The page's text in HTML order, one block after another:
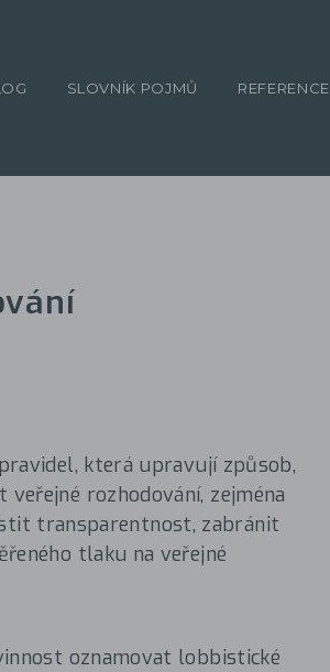
která upravují způsob,
rozhodování, zejména
transparentnost, zabránit
tlaku na veřejné
oznamovat lobbistické
SLOVNÍK POJMŮ REFERENCE